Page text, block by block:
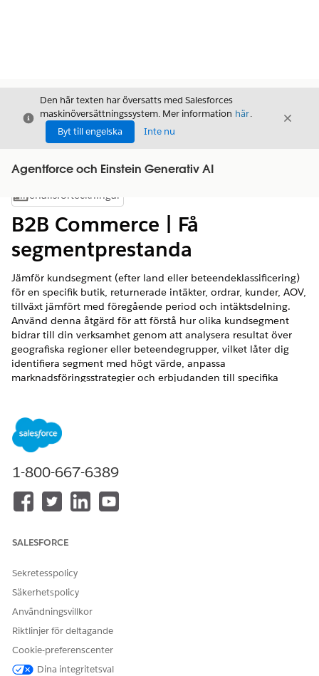
Stäng
Den här texten har översatts med Salesforces
maskinöversättningssystem. Mer information här.
Byt till engelska
Inte nu
Stäng
Agentforce och Einstein Generativ AI
Visa innehållsförteckning
Innehållsförteckningar
B2B Commerce | Få
segmentprestanda
Jämför kundsegment (efter land eller beteendeklassificering)
för en specifik butik, returnerade intäkter, ordrar, kunder, AOV,
tillväxt jämfört med föregående period och intäktsdelning.
Använd denna åtgärd för att förstå hur olika kundsegment
bidrar till din verksamhet genom att analysera resultat över
geografiska regioner eller beteendegrupper, vilket låter dig
identifiera segment med högt värde, anpassa
marknadsföringsstrategier och erbjudanden till specifika
kräver Salesforce Data Cloud.
VERSIONER SOM KRÄVS
Tillgängliga i: Lightning Experience
Tillgängliga i: Utgåvorna
Unlimited
ochDeveloper
SOM KRÄVS
SeVanlig användaråtkomst för standardagentåtgärder
Åtgärdsdetaljer
API-namn
1-800-667-6389
SALESFORCE
Sekretesspolicy
Säkerhetspolicy
Användningsvillkor
Riktlinjer för deltagande
Cookie-preferenscenter
Dina integritetsval